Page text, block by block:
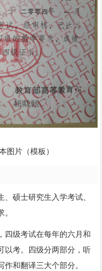
图片（模板）
硕士研究生入学考试、
四级考试在每年的六月和
以考。四级分两部分，听
和翻译三大个部分。